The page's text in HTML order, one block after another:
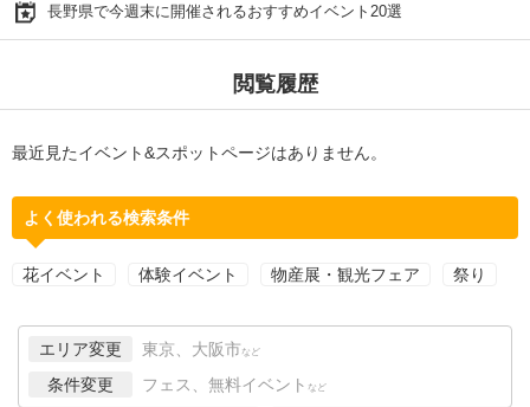
長野県で今週末に開催されるおすすめイベント20選
閲覧履歴
最近見たイベント&スポットページはありません。
よく使われる検索条件
花イベント 体験イベント 物産展・観光フェア 祭り
エリア変更 東京、大阪市 など
条件変更 フェス、無料イベント など